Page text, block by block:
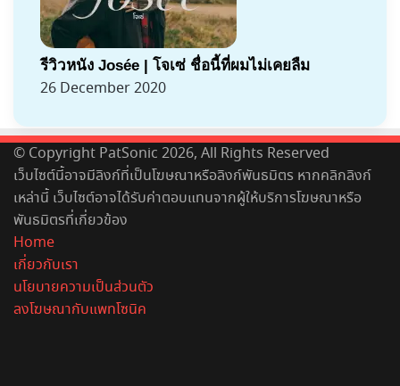
รีวิวหนัง Josée | โจเซ่ ชื่อนี้ที่ผมไม่เคยลืม
26 December 2020
© Copyright PatSonic 2026, All Rights Reserved
เว็บไซต์นี้อาจมีลิงก์ที่เป็นโฆษณาหรือลิงก์พันธมิตร หากคลิกลิงก์
เหล่านี้ เว็บไซต์อาจได้รับค่าตอบแทนจากผู้ให้บริการโฆษณาหรือ
พันธมิตรที่เกี่ยวข้อง
Home
เกี่ยวกับเรา
นโยบายความเป็นส่วนตัว
ลงโฆษณากับแพทโซนิค